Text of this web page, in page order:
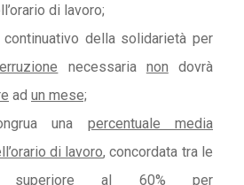
di lavoro;
continuativo della solidarietà per
necessaria non dovrà
ad un mese;
una percentuale media
di lavoro, concordata tra le
superiore al 60% per